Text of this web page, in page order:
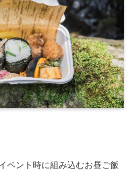
ベント時に組み込むお昼ご飯